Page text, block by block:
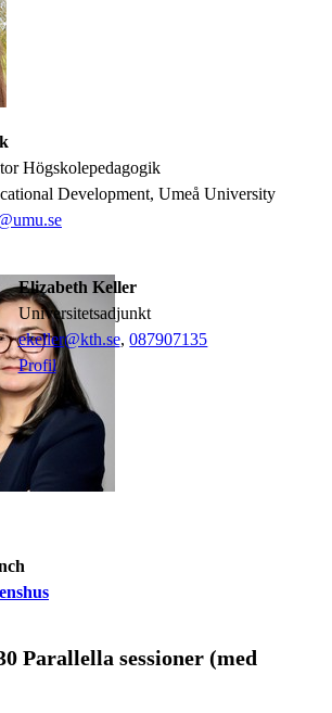
Högskolepedagogik
Development, Umeå University
Elizabeth Keller
universitetsadjunkt
ekeller@kth.se,087907135
Profil
Parallella sessioner (med